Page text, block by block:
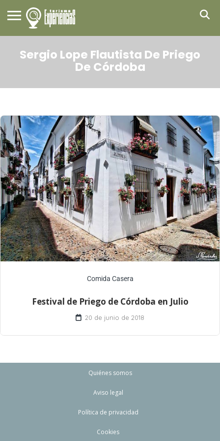
Sergio Lope Flautista De Priego
De Córdoba
Comida Casera
Festival de Priego de Córdoba en Julio
20 de junio de 2018
Quiénes somos
Aviso legal
Política de privacidad
Cookies